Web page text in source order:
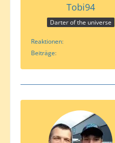
Tobi94
Darter of the universe
Reaktionen
Beiträge